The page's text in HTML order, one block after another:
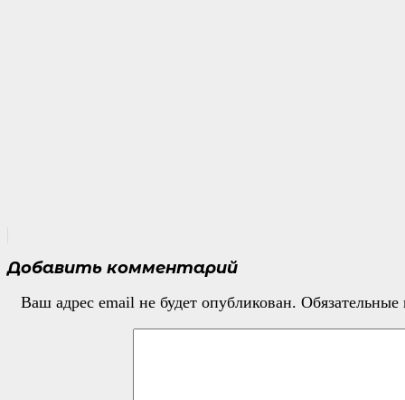
Добавить комментарий
Ваш адрес email не будет опубликован.